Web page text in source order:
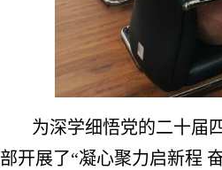
为深学细悟党的二十届
部开展了“凝心聚力启新程